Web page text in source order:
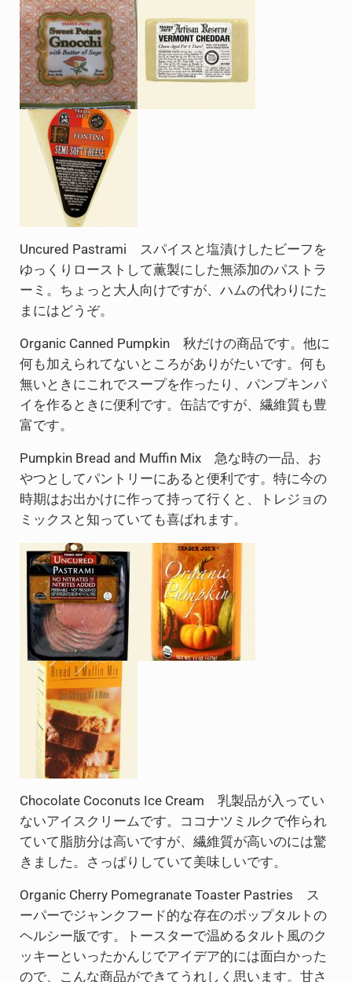
Uncured Pastrami スパイスと塩漬けしたビーフを
ゆっくりローストして薫製にした無添加のパストラ
ーミ。ちょっと大人向けですが、ハムの代わりにた
まにはどうぞ。
Organic Canned Pumpkin 秋だけの商品です。他に
何も加えられてないところがありがたいです。何も
無いときにこれでスープを作ったり、パンプキンパ
イを作るときに便利です。缶詰ですが、繊維質も豊
富です。
Pumpkin Bread and Muffin Mix 急な時の一品、お
やつとしてパントリーにあると便利です。特に今の
時期はお出かけに作って持って行くと、トレジョの
ミックスと知っていても喜ばれます。
Chocolate Coconuts Ice Cream 乳製品が入ってい
ないアイスクリームです。ココナツミルクで作られ
ていて脂肪分は高いですが、繊維質が高いのには驚
きました。さっぱりしていて美味しいです。
Organic Cherry Pomegranate Toaster Pastries ス
ーパーでジャンクフード的な存在のポップタルトの
ヘルシー版です。トースターで温めるタルト風のク
ッキーといったかんじでアイデア的には面白かった
ので、こんな商品ができてうれしく思います。甘さ